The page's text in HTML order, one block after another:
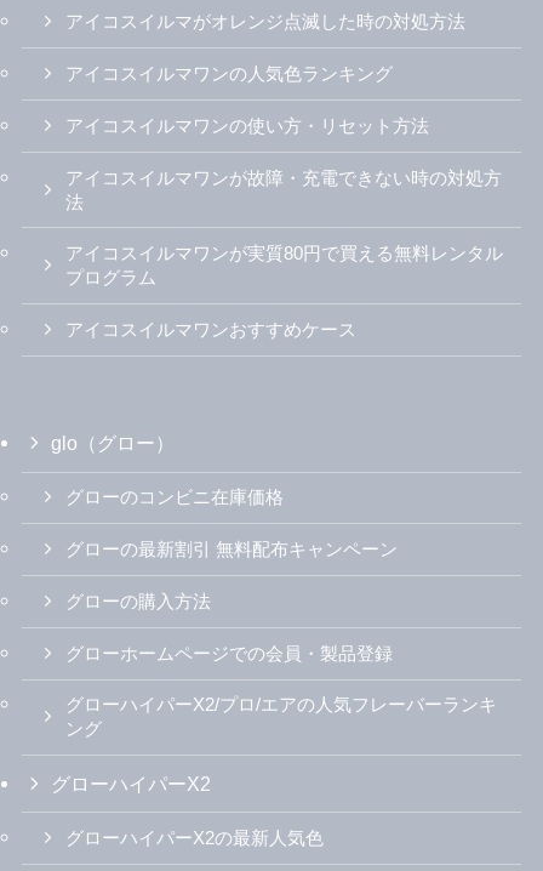
アイコスイルマがオレンジ点滅した時の対処方法
アイコスイルマワンの人気色ランキング
アイコスイルマワンの使い方・リセット方法
アイコスイルマワンが故障・充電できない時の対処方
法
アイコスイルマワンが実質80円で買える無料レンタル
プログラム
アイコスイルマワンおすすめケース
glo（グロー）
グローのコンビニ在庫価格
グローの最新割引 無料配布キャンペーン
グローの購入方法
グローホームページでの会員・製品登録
グローハイパーX2/プロ/エアの人気フレーバーランキ
ング
グローハイパーX2
グローハイパーX2の最新人気色